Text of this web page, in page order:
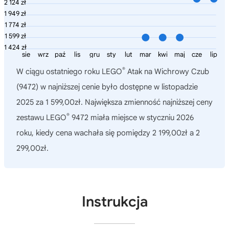
2 124 zł
1 949 zł
1 774 zł
1 599 zł
1 424 zł
lip
cze
maj
kwi
mar
lut
sty
gru
lis
paź
wrz
sie
W ciągu ostatniego roku LEGO® Atak na Wichrowy Czub
(9472) w najniższej cenie było dostępne w listopadzie
2025 za 1 599,00zł. Największa zmienność najniższej ceny
zestawu LEGO® 9472 miała miejsce w styczniu 2026
roku, kiedy cena wachała się pomiędzy 2 199,00zł a 2
299,00zł.
Instrukcja